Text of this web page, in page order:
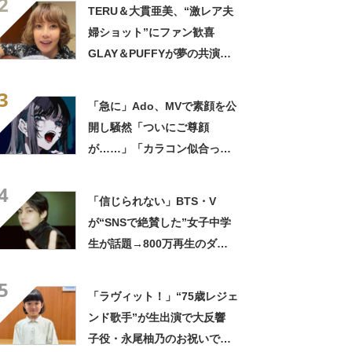
TERU＆大貫亜美、“激レア夫
婦ショット”にファン歓喜
GLAY＆PUFFYが夢の共演
「急に」Ado、MVで素顔を公
開し騒然「ついにご尊顔
が……」「カラコン似合って
「信じられない」BTS・V
が“SNSで絶賛した”女子中学
生が話題→800万再生のダン
「ラヴィット！」“75歳レジェ
ンド歌手”が生出演で大反響
子役・永尾柚乃のお祝いで降